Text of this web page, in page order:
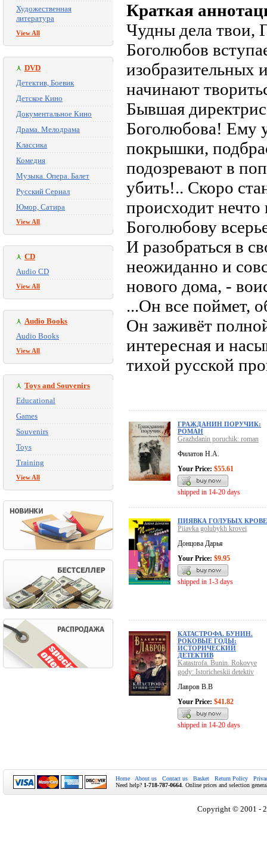
Художественная
литература
View All
DVD
Детектив, Боевик
Детское Кино
Документальное Кино
Драма. Мелодрама
Классика
Комедия
Музыка. Опера. Балет
Русский Сериал
Юмор, Сатира
View All
CD
Audio CD
View All
Audio Books
Audio Books
View All
Toys and Souvenirs
Educational
Games
Souvenirs
Toys
Training
View All
Краткая
Чудны дела твои,
Боголюбов
изобразительных
начинают
Бывшая
Боголюбова! Ему
покрышки,
подозревают в
убить!.. Скоро
происходит
Боголюбову
И разобраться в
неожиданно и
нового дома, -
...Он все поймет,
Он заживёт
интересная и
тихой русской
ГРАЖДАНИН ПОРУЧИК:
РОМАН
Grazhdanin poruchik: roman
Филатов Н.А.
Your Price: $55.61
shipped in 14-20 days
ПИЯВКА ГОЛУБЫХ
Piiavka golubykh krovei
Донцова Дарья
Your Price: $9.95
shipped in 1-3 days
КАТАСТРОФА. БУНИН.
РОКОВЫЕ ГОДЫ:
ИСТОРИЧЕСКИЙ
ДЕТЕКТИВ
Katastrofa. Bunin. Rokovye
gody: Istoricheskii detektiv
Лавров В.В
Your Price: $41.82
shipped in 14-20 days
Home About us Contact us Basket Return Policy
Need help? 1-718-787-0664 . Online prices and selection
Copyright © 2001 -